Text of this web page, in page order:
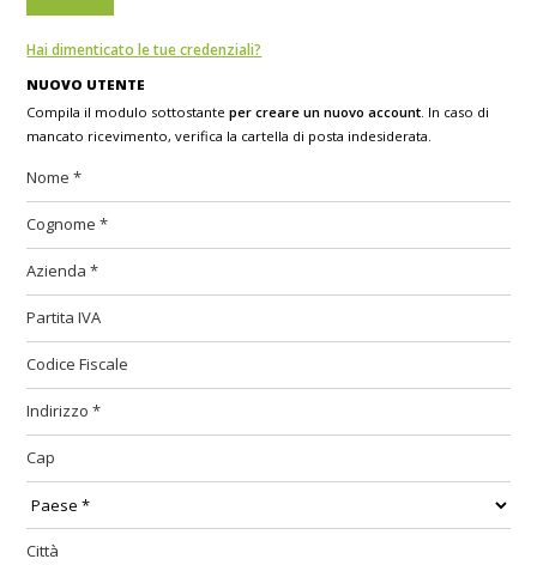
Hai dimenticato le tue credenziali?
NUOVO UTENTE
Compila il modulo sottostanteper creare un nuovo account. In caso di
mancato ricevimento, verifica la cartella di posta indesiderata.